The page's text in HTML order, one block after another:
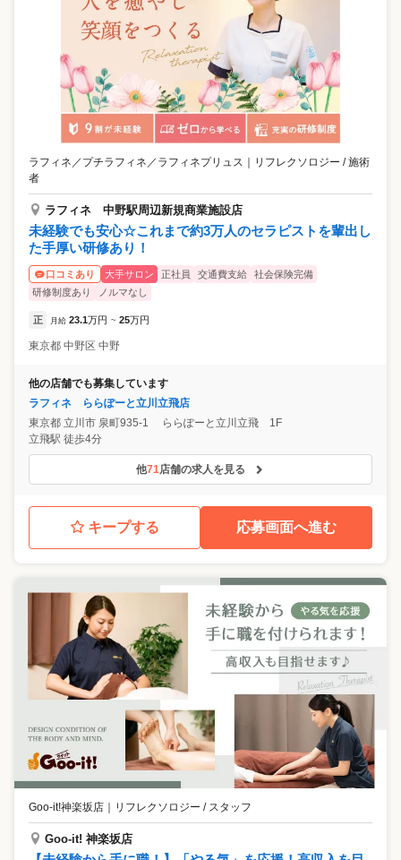
ラフィネ／プチラフィネ／ラフィネプリュス
リフレクソロジー / 施術
者
ラフィネ 中野駅周辺新規商業施設店
未経験でも安心☆これまで約3万人のセラピストを輩出し
た手厚い研修あり！
口コミあり 大手サロン 正社員 交通費支給
社会保険完備
研修制度あり
ノルマなし
正 月給 23.1万円 ~ 25万円
東京都 中野区 中野
他の店舗でも募集しています
ラフィネ ららぽーと立川立飛店
東京都 立川市 泉町935-1 ららぽーと立川立飛 1F
立飛駅 徒歩4分
他71店舗の求人を見る
キープする 応募画面へ進む
Goo-it!神楽坂店 ｜ リフレクソロジー / スタッフ
Goo-it! 神楽坂店